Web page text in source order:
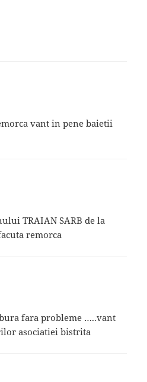
vant in pene baietii
TRAIAN SARB de la
remorca
fara probleme …..vant
asociatiei bistrita